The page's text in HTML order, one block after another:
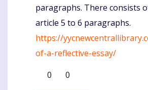
paragraphs. There consists
article 5 to 6 paragraphs.
https://
of-a-reflective-essay/
0
0